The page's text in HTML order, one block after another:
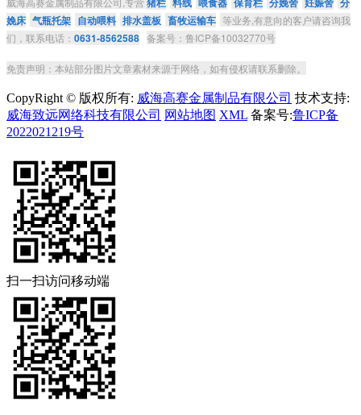
娩床 气瓶托架 自动喂料 排水盖板 畜牧运输车 等业务,有意向的客户请咨询我
们，联系电话： 0631-8562588 备案号：鲁ICP备10032770号
免责声明：本站部分图片文章素材来源于网络，如有侵权请联系删除。
CopyRight © 版权所有: 威海高赛金属制品有限公司 技术支持:
威海致远网络科技有限公司 网站地图 XML 备案号:鲁ICP备
2022021219号
扫一扫访问移动端